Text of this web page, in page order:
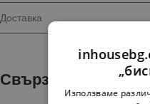
Доставка
Свързани
Използваме